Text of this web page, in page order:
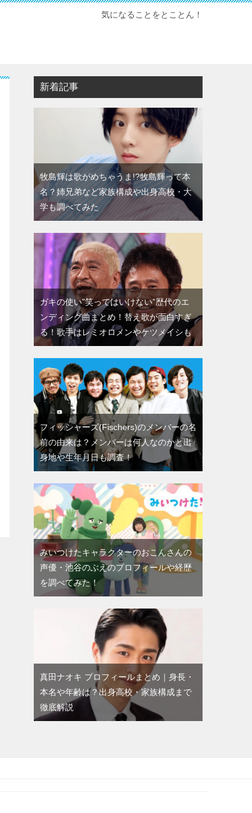
気になることをとことん！
新着記事
牧島輝は歌がめちゃうま!?牧島輝って本
名？姉兄弟など家族構成や出身高校・大
学も調べてみた
ガキの使い”笑ってはいけない”歴代のエ
ンディング曲まとめ！替え歌が面白すぎ
る！歌手はレミオロメンやケツメイシも
フィッシャーズ(Fischers)のメンバーの名
前の由来は？メンバーは何人なのかと出
身地や生年月日も調査！
みいつけたキャラクターのおこんさんの
声優・池谷のぶえのプロフィールや経歴
を調べてみた！
真田ナオキ プロフィールまとめ｜身長・
本名や年齢は？出身高校・家族構成まで
徹底解説